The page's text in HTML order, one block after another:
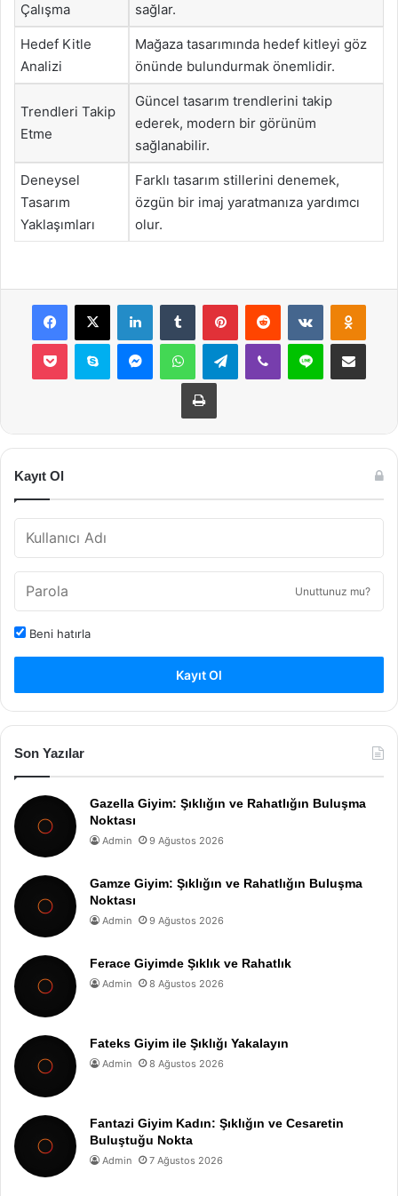
Çalışma
sağlar.
Hedef Kitle
Analizi
Mağaza tasarımında hedef kitleyi göz
önünde bulundurmak önemlidir.
Trendleri Takip
Etme
Güncel tasarım trendlerini takip
ederek, modern bir görünüm
sağlanabilir.
Deneysel
Tasarım
Yaklaşımları
Farklı tasarım stillerini denemek,
özgün bir imaj yaratmanıza yardımcı
olur.
Facebook
X LinkedInTumblr PinterestReddit VKontakte
Pocket Skype MessengerWhatsAppTelegramViber Line E-Posta ile
Yazdır
Kayıt Ol
Unuttunuz mu?
Beni hatırla
Kayıt Ol
Son Yazılar
Gazella Giyim: Şıklığın ve Rahatlığın Buluşma
Noktası
Admin 9 Ağustos 2026
Gamze Giyim: Şıklığın ve Rahatlığın Buluşma
Noktası
Admin 9 Ağustos 2026
Ferace Giyimde Şıklık ve Rahatlık
Admin 8 Ağustos 2026
Fateks Giyim ile Şıklığı Yakalayın
Admin 8 Ağustos 2026
Fantazi Giyim Kadın: Şıklığın ve Cesaretin
Buluştuğu Nokta
Admin 7 Ağustos 2026